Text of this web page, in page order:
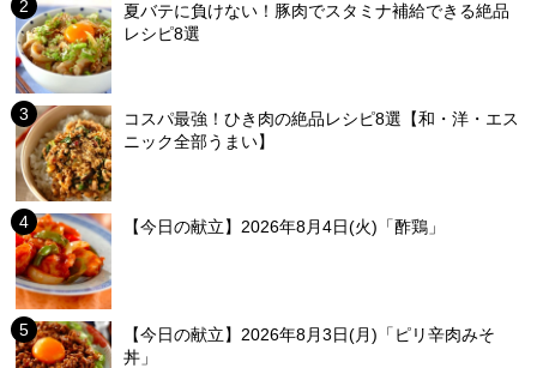
夏バテに負けない！豚肉でスタミナ補給できる絶品
レシピ8選
コスパ最強！ひき肉の絶品レシピ8選【和・洋・エス
ニック全部うまい】
【今日の献立】2026年8月4日(火)「酢鶏」
【今日の献立】2026年8月3日(月)「ピリ辛肉みそ
丼」